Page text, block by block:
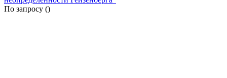
По запросу ()